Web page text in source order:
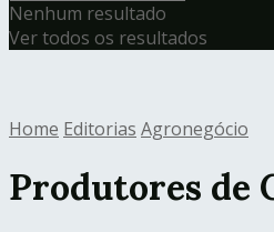
Nenhum resultado
Ver todos os resultados
Home Editorias Agronegócio
Produtores de